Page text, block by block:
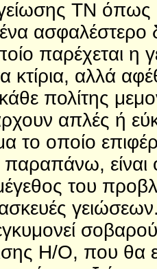
ΤΝ
ασφαλέστερο
παρέχεται η
κτίρια, αλλά
πολίτης
απλές ή
το οποίο
είναι
του
Η/Ο, που θα